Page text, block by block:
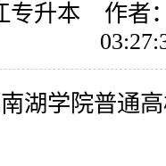
专升本
作者
湖学院普通